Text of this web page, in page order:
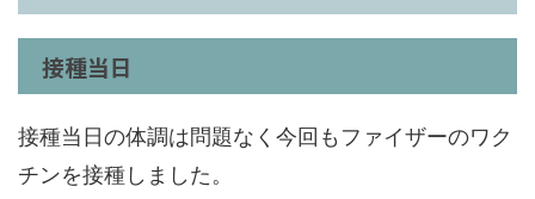
接種当日
接種当日の体調は問題なく今回もファイザーのワク
チンを接種しました。